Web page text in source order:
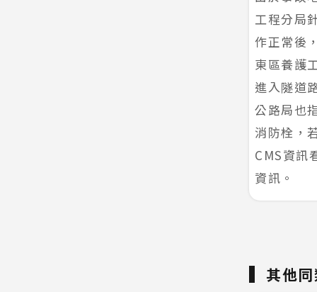
工程分局
作正常後
東區養護
進入隧道
公路局也
消防栓，
CMS資訊
資訊。
其他